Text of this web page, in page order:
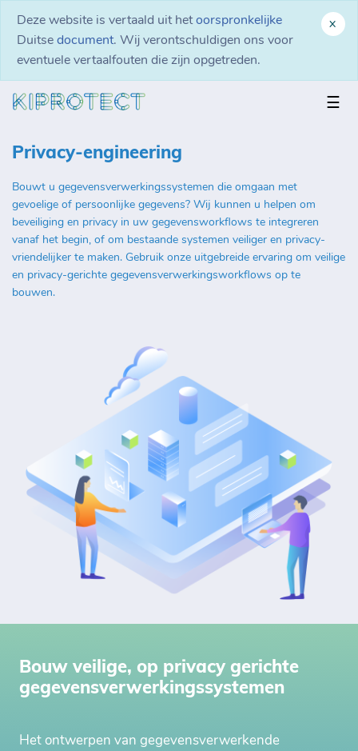
Deze website is vertaald uit hetoorspronkelijke
Duitsedocument. Wij verontschuldigen ons voor
eventuele vertaalfouten die zijn opgetreden.
x
☰
Privacy-engineering
Bouwt u gegevensverwerkingssystemen die omgaan met
gevoelige of persoonlijke gegevens? Wij kunnen u helpen om
beveiliging en privacy in uw gegevensworkflows te integreren
vanaf het begin, of om bestaande systemen veiliger en privacy-
vriendelijker te maken. Gebruik onze uitgebreide ervaring om veilige
en privacy-gerichte gegevensverwerkingsworkflows op te
bouwen.
Bouw veilige, op privacy gerichte
gegevensverwerkingssystemen
Het ontwerpen van gegevensverwerkende